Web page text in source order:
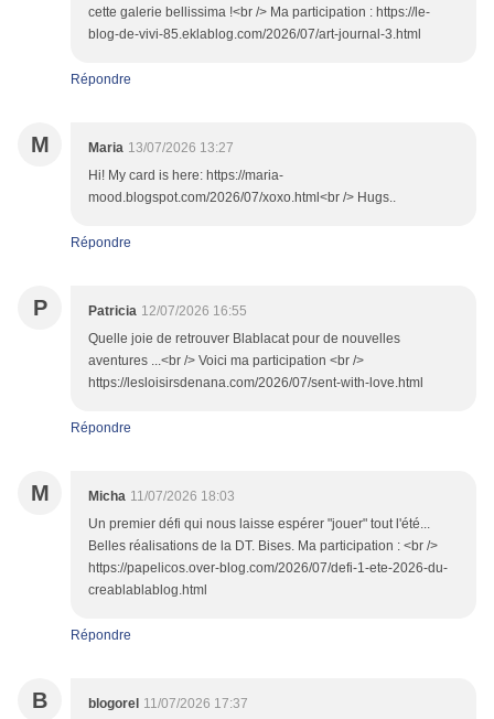
cette galerie bellissima !<br /> Ma participation : https://le-
blog-de-vivi-85.eklablog.com/2026/07/art-journal-3.html
Répondre
M Maria 13/07/2026 13:27
Hi! My card is here: https://maria-
mood.blogspot.com/2026/07/xoxo.html<br /> Hugs..
Répondre
P Patricia 12/07/2026 16:55
Quelle joie de retrouver Blablacat pour de nouvelles
aventures ...<br /> Voici ma participation <br />
https://lesloisirsdenana.com/2026/07/sent-with-love.html
Répondre
M Micha 11/07/2026 18:03
Un premier défi qui nous laisse espérer "jouer" tout l'été...
Belles réalisations de la DT. Bises. Ma participation : <br />
https://papelicos.over-blog.com/2026/07/defi-1-ete-2026-du-
creablablablog.html
Répondre
B blogorel 11/07/2026 17:37